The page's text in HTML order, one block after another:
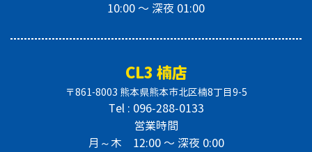
10:00 〜 深夜 01:00
CL3 楠店
〒861-8003 熊本県熊本市北区楠8丁目9-5
Tel : 096-288-0133
営業時間
月～木 12:00 〜 深夜 0:00